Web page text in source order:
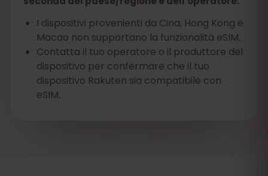
I dispositivi provenienti da Cina, Hong Kong e
Macao non supportano la funzionalità eSIM.
Contatta il tuo operatore o il produttore del
dispositivo per confermare che il tuo
dispositivo Rakuten sia compatibile con
eSIM.